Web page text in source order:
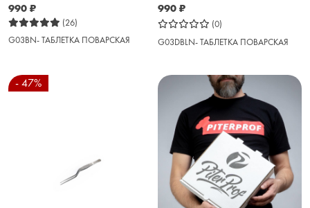
990 ₽
(26)
G03BN- ТАБЛЕТКА ПОВАРСКАЯ
990 ₽
(0)
G03DBLN- ТАБЛЕТКА ПОВАРСКАЯ
- 47%